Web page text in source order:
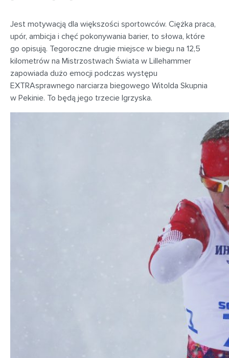
Jest motywacją dla większości sportowców. Ciężka praca,
upór, ambicja i chęć pokonywania barier, to słowa, które
go opisują. Tegoroczne drugie miejsce w biegu na 12,5
kilometrów na Mistrzostwach Świata w Lillehammer
zapowiada dużo emocji podczas występu
EXTRAsprawnego narciarza biegowego Witolda Skupnia
w Pekinie. To będą jego trzecie Igrzyska.